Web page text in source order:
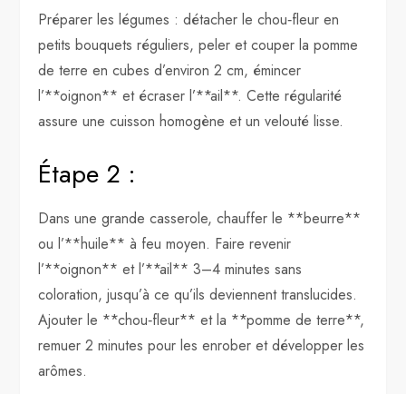
Préparer les légumes : détacher le chou‑fleur en
petits bouquets réguliers, peler et couper la pomme
de terre en cubes d’environ 2 cm, émincer
l’**oignon** et écraser l’**ail**. Cette régularité
assure une cuisson homogène et un velouté lisse.
Étape 2 :
Dans une grande casserole, chauffer le **beurre**
ou l’**huile** à feu moyen. Faire revenir
l’**oignon** et l’**ail** 3–4 minutes sans
coloration, jusqu’à ce qu’ils deviennent translucides.
Ajouter le **chou‑fleur** et la **pomme de terre**,
remuer 2 minutes pour les enrober et développer les
arômes.